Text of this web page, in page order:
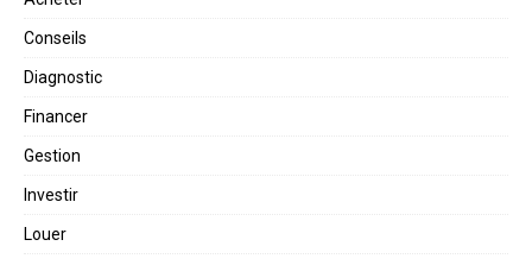
Conseils
Diagnostic
Financer
Gestion
Investir
Louer